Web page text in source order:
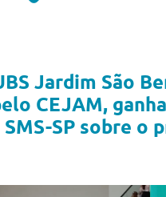
Jardim São
CEJAM,
SP sobre o